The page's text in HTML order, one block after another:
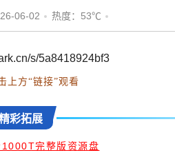
06-02 热度：53℃
s/5a8418924bf3
上方“链接”观看
彩拓展
1000T完整版资源盘